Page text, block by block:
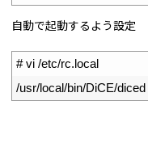
自動で起動するよう設定
# vi /etc/rc.local
/usr/local/bin/DiCE/diced